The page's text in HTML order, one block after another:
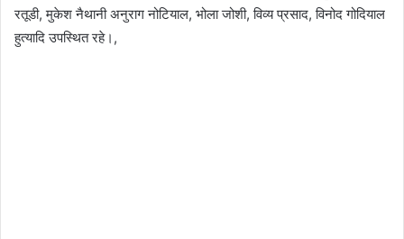
रतूडी, मुकेश नैथानी अनुराग नोटियाल, भोला जोशी, विव्य प्रसाद, विनोद गोदियाल
हुत्यादि उपस्थित रहे।,